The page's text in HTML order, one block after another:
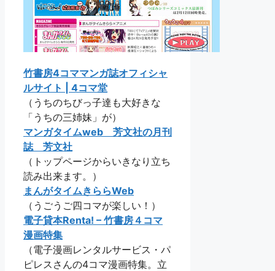
竹書房4コママンガ誌オフィシャ
ルサイト | 4コマ堂
（うちのちびっ子達も大好きな
「うちの三姉妹」が）
マンガタイムweb 芳文社の月刊
誌 芳文社
（トップページからいきなり立ち
読み出来ます。）
まんがタイムきららWeb
（うごうご四コマが楽しい！）
電子貸本Renta! – 竹書房４コマ
漫画特集
（電子漫画レンタルサービス・パ
ピレスさんの4コマ漫画特集。立